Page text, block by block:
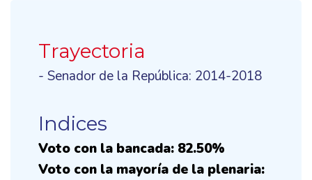
Trayectoria
- Senador de la República: 2014-2018
Indices
Voto con la bancada: 82.50%
Voto con la mayoría de la plenaria: